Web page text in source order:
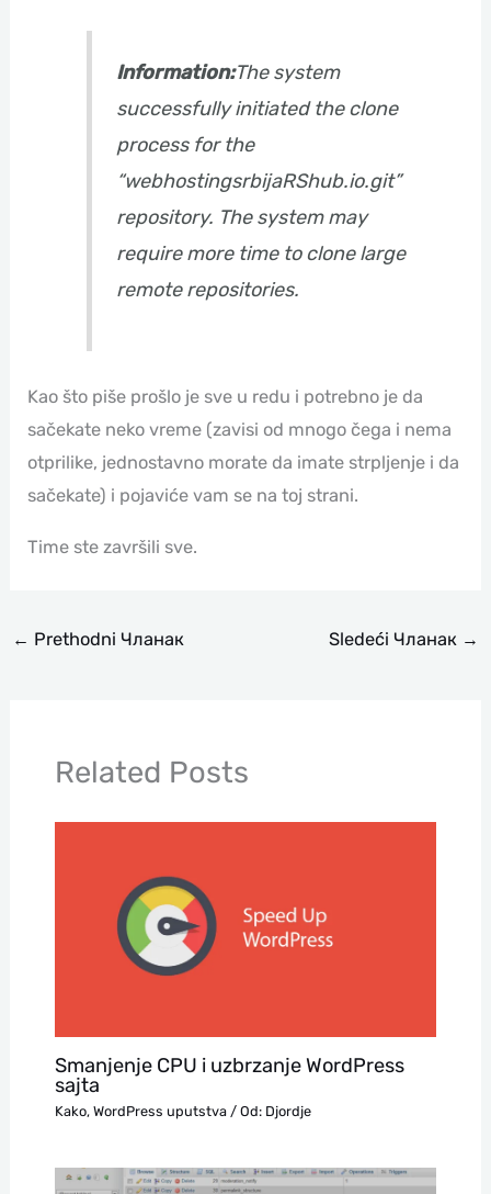
Information:The system
successfully initiated the clone
process for the
“webhostingsrbijaRShub.io.git”
repository. The system may
require more time to clone large
remote repositories.
Kao što piše prošlo je sve u redu i potrebno je da
sačekate neko vreme (zavisi od mnogo čega i nema
otprilike, jednostavno morate da imate strpljenje i da
sačekate) i pojaviće vam se na toj strani.
Time ste završili sve.
← Prethodni Чланак Sledeći Чланак →
Related Posts
Smanjenje CPU i uzbrzanje WordPress
sajta
Kako, WordPress uputstva/ Od: Djordje